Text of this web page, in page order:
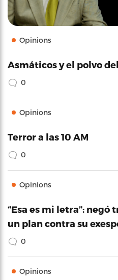
Opinions
Asmáticos y el polvo
0
Opinions
Terror a las 10 AM
0
Opinions
“Esa es mi letra”: negó
un plan contra su
0
Opinions